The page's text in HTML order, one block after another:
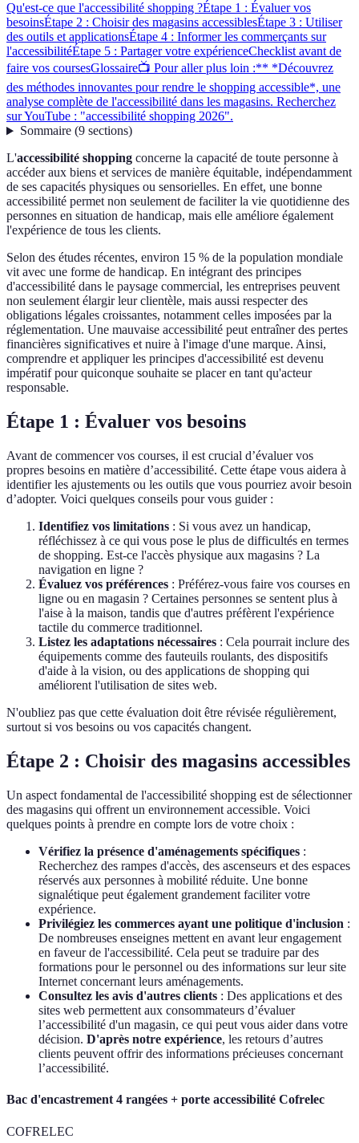
Qu'est-ce que l'accessibilité shopping ?Étape 1 : Évaluer vos
besoinsÉtape 2 : Choisir des magasins accessiblesÉtape 3 : Utiliser
des outils et applicationsÉtape 4 : Informer les commerçants sur
l'accessibilitéÉtape 5 : Partager votre expérienceChecklist avant de
faire vos coursesGlossaire📺 Pour aller plus loin :** *Découvrez
des méthodes innovantes pour rendre le shopping accessible*, une
analyse complète de l'accessibilité dans les magasins. Recherchez
sur YouTube : "accessibilité shopping 2026".
Sommaire(9 sections)
L'accessibilité shopping concerne la capacité de toute personne à
accéder aux biens et services de manière équitable, indépendamment
de ses capacités physiques ou sensorielles. En effet, une bonne
accessibilité permet non seulement de faciliter la vie quotidienne des
personnes en situation de handicap, mais elle améliore également
l'expérience de tous les clients.
Selon des études récentes, environ 15 % de la population mondiale
vit avec une forme de handicap. En intégrant des principes
d'accessibilité dans le paysage commercial, les entreprises peuvent
non seulement élargir leur clientèle, mais aussi respecter des
obligations légales croissantes, notamment celles imposées par la
réglementation. Une mauvaise accessibilité peut entraîner des pertes
financières significatives et nuire à l'image d'une marque. Ainsi,
comprendre et appliquer les principes d'accessibilité est devenu
impératif pour quiconque souhaite se placer en tant qu'acteur
responsable.
Étape 1 : Évaluer vos besoins
Avant de commencer vos courses, il est crucial d’évaluer vos
propres besoins en matière d’accessibilité. Cette étape vous aidera à
identifier les ajustements ou les outils que vous pourriez avoir besoin
d’adopter. Voici quelques conseils pour vous guider :
Identifiez vos limitations : Si vous avez un handicap,
réfléchissez à ce qui vous pose le plus de difficultés en termes
de shopping. Est-ce l'accès physique aux magasins ? La
navigation en ligne ?
Évaluez vos préférences : Préférez-vous faire vos courses en
ligne ou en magasin ? Certaines personnes se sentent plus à
l'aise à la maison, tandis que d'autres préfèrent l'expérience
tactile du commerce traditionnel.
Listez les adaptations nécessaires : Cela pourrait inclure des
équipements comme des fauteuils roulants, des dispositifs
d'aide à la vision, ou des applications de shopping qui
améliorent l'utilisation de sites web.
N'oubliez pas que cette évaluation doit être révisée régulièrement,
surtout si vos besoins ou vos capacités changent.
Étape 2 : Choisir des magasins accessibles
Un aspect fondamental de l'accessibilité shopping est de sélectionner
des magasins qui offrent un environnement accessible. Voici
quelques points à prendre en compte lors de votre choix :
Vérifiez la présence d'aménagements spécifiques :
Recherchez des rampes d'accès, des ascenseurs et des espaces
réservés aux personnes à mobilité réduite. Une bonne
signalétique peut également grandement faciliter votre
expérience.
Privilégiez les commerces ayant une politique d'inclusion :
De nombreuses enseignes mettent en avant leur engagement
en faveur de l'accessibilité. Cela peut se traduire par des
formations pour le personnel ou des informations sur leur site
Internet concernant leurs aménagements.
Consultez les avis d'autres clients : Des applications et des
sites web permettent aux consommateurs d’évaluer
l’accessibilité d'un magasin, ce qui peut vous aider dans votre
décision. D'après notre expérience, les retours d’autres
clients peuvent offrir des informations précieuses concernant
l’accessibilité.
Bac d'encastrement 4 rangées + porte accessibilité Cofrelec
COFRELEC